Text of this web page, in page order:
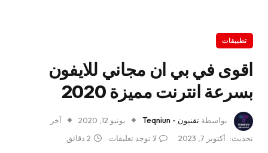
تطبيقات
اقوى في بي ان مجاني للايفون
بسرعة انترنت مميزة 2020
بواسطة تقنيون - Teqniun يونيو 12, 2020
آخر
تحديث:
أكتوبر 7, 2023 لا توجد تعليقات 2 دقائق